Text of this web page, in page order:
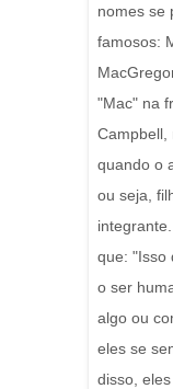
nomes se
famosos:
"Mac" na
Campbell,
quando o
ou seja,
que: "Isso
o ser
algo ou
eles se
disso,